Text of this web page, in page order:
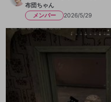
布団ちゃん
メンバー
2026/5/29